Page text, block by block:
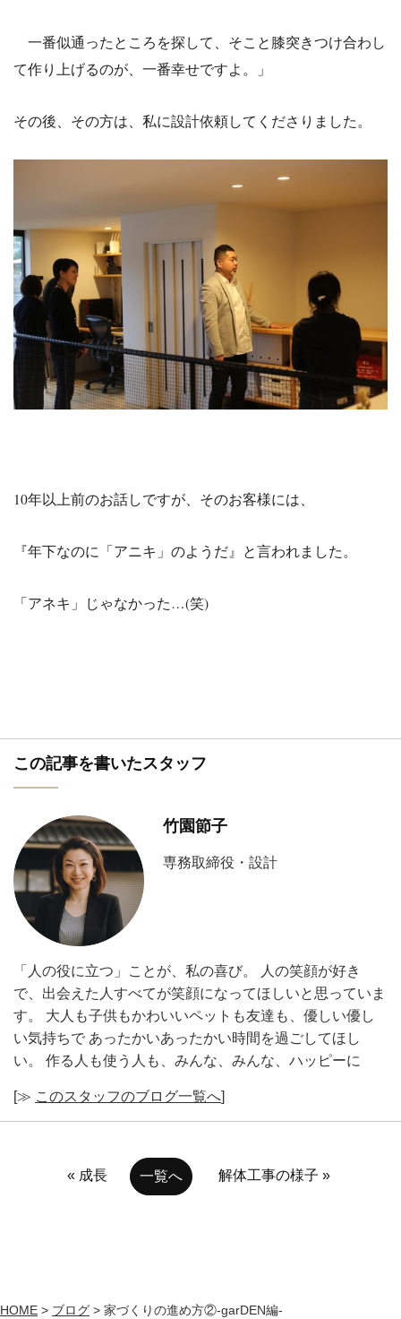
一番似通ったところを探して、そこと膝突きつけ合わし
て作り上げるのが、一番幸せですよ。」
その後、その方は、私に設計依頼してくださりました。
10年以上前のお話しですが、そのお客様には、
『年下なのに「アニキ」のようだ』と言われました。
「アネキ」じゃなかった…(笑)
この記事を書いたスタッフ
竹園節子
専務取締役・設計
「人の役に立つ」ことが、私の喜び。 人の笑顔が好き
で、出会えた人すべてが笑顔になってほしいと思っていま
す。 大人も子供もかわいいペットも友達も、優しい優し
い気持ちで あったかいあったかい時間を過ごしてほし
い。 作る人も使う人も、みんな、みんな、ハッピーに
[≫ このスタッフのブログ一覧へ]
« 成長 一覧へ 解体工事の様子 »
HOME > ブログ > 家づくりの進め方②-garDEN編-